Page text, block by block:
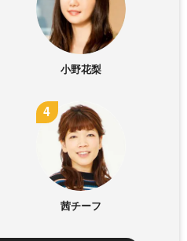
小野花梨
茜チーフ